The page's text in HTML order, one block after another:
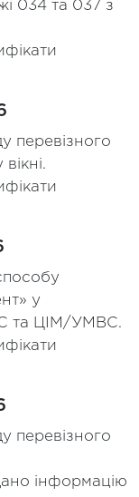
034 та 037 з
перевізного
у
та ЦІМ/УМВС.
перевізного
інформацію